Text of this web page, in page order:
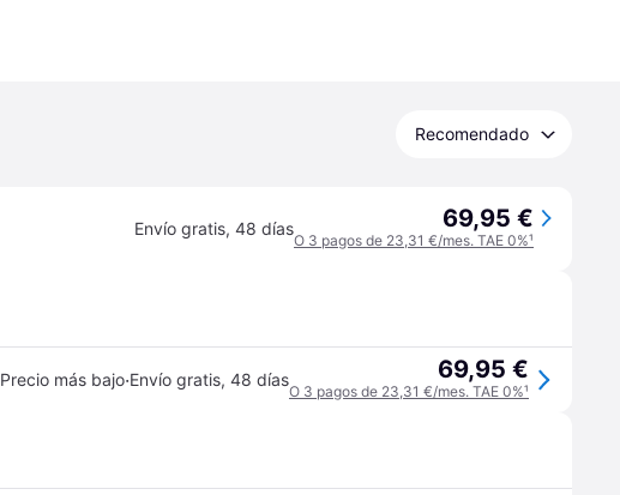
Recomendado
Envío gratis, 48 días 69,95 €
O 3 pagos de 23,31 €/mes. TAE 0%¹
Precio más bajo·Envío gratis, 48 días 69,95 €
O 3 pagos de 23,31 €/mes. TAE 0%¹